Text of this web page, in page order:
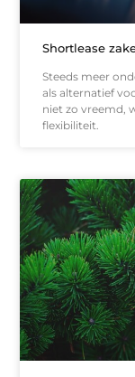
Shortlease
Steeds meer
als alternatief
niet zo vreemd,
flexibiliteit.